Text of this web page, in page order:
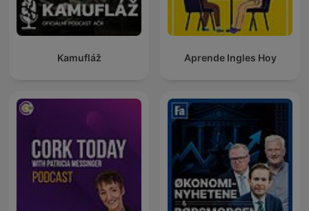
Kamufláž Aprende Ingles Hoy